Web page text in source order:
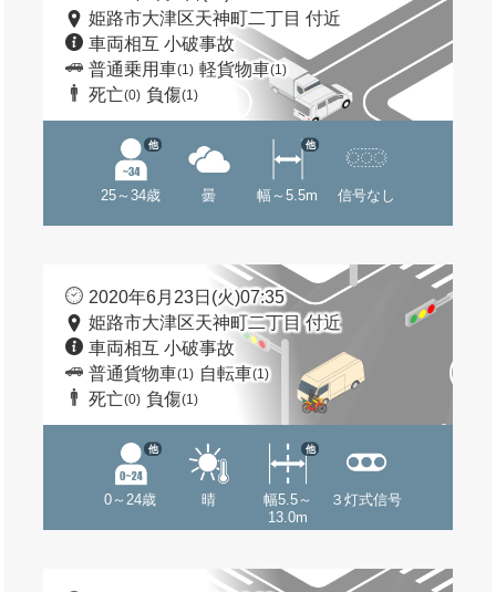
姫路市大津区天神町二丁目 付近
車両相互 小破事故
普通乗用車(1) 軽貨物車(1)
死亡(0) 負傷(1)
25～34歳
他
曇 幅～5.5m
他
信号なし
2020年6月23日(火)07:35
姫路市大津区天神町二丁目 付近
車両相互 小破事故
普通貨物車(1) 自転車(1)
死亡(0) 負傷(1)
0～24歳
他
晴
幅5.5～
13.0m
他
３灯式信号